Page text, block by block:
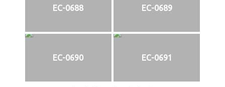
EC-0688 EC-0689
EC-0690 EC-0691